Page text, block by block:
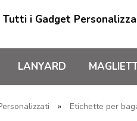
Tutti i Gadget
LANYARD
» Etichette per